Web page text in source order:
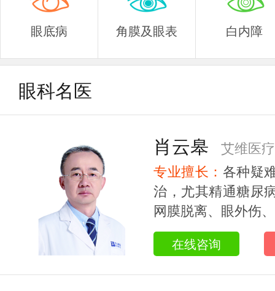
眼底病 角膜及眼表 白内障
眼科名医
肖云皋
艾维医
专业擅长： 各种疑
治，尤其精通糖尿
网膜脱离、眼外伤
在线咨询